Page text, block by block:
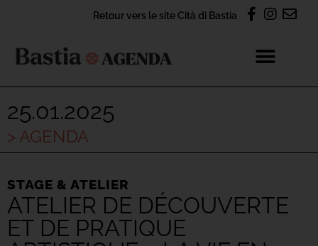
Retour vers le site Cità di Bastia
25.01.2025
> AGENDA
STAGE & ATELIER
ATELIER DE DÉCOUVERTE
ET DE PRATIQUE